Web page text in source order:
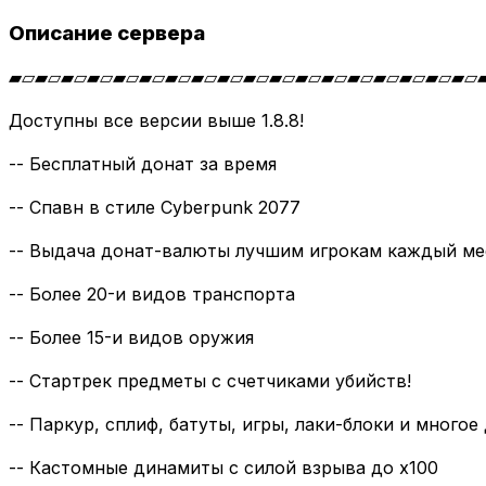
Описание сервера
Доступны все версии выше 1.8.8!
-- Бесплатный донат за время
-- Спавн в стиле Cyberpunk 2077
-- Выдача донат-валюты лучшим игрокам каждый
-- Более 20-и видов транспорта
-- Более 15-и видов оружия
-- Стартрек предметы с счетчиками убийств!
-- Паркур, сплиф, батуты, игры, лаки-блоки и многое
-- Кастомные динамиты с силой взрыва до x100